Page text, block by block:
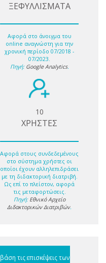
ΞΕΦΥΛΛΙΣΜΑΤΑ
Αφορά στο άνοιγμα του
online αναγνώστη για την
χρονική περίοδο 07/2018 -
07/2023.
Πηγή: Google Analytics.
10
ΧΡΗΣΤΕΣ
Αφορά στους συνδεδεμένους
στο σύστημα χρήστες οι
οποίοι έχουν αλληλεπιδράσει
με τη διδακτορική διατριβή.
Ως επί το πλείστον, αφορά
τις μεταφορτώσεις.
Πηγή: Εθνικό Αρχείο
Διδακτορικών Διατριβών.
τις επισκέψεις των